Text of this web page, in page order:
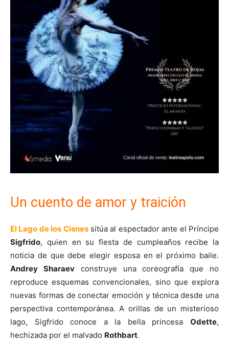
Un cuento de amor y traición
El Lago de los Cisnessitúa al espectador ante el Príncipe
Sigfrido, quien en su fiesta de cumpleaños recibe la
noticia de que debe elegir esposa en el próximo baile.
Andrey Sharaevconstruye una coreografía que no
reproduce esquemas convencionales, sino que explora
nuevas formas de conectar emoción y técnica desde una
perspectiva contemporánea. A orillas de un misterioso
lago, Sigfrido conoce a la bella princesa Odette,
hechizada por el malvado Rothbart.